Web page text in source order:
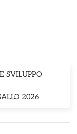
SVILUPPO
2026